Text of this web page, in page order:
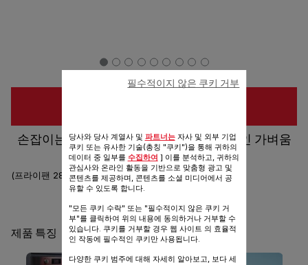
손잡이는 -빼고 편리함은 +더하고 독보적인 가벼움
과 성능, 테팔 매직핸즈 쏘라이트
(프라이팬 28cm)
공유 보내기
제품 특징
당사와 당사 계열사 및 파트너는자사 및 외부 기업
쿠키 또는 유사한 기술(총칭 "쿠키")을 통해 귀하의
데이터 중 일부를 수집하여 ] 이를 분석하고, 귀하의
관심사와 온라인 활동을 기반으로 맞춤형 광고 및
콘텐츠를 제공하며, 콘텐츠를 소셜 미디어에서 공
유할 수 있도록 합니다.
"모든 쿠키 수락" 또는 "필수적이지 않은 쿠키 거
부"를 클릭하여 위의 내용에 동의하거나 거부할 수
있습니다. 쿠키를 거부할 경우 웹 사이트 의 효율적
인 작동에 필수적인 쿠키만 사용됩니다.
다양한 쿠키 범주에 대해 자세히 알아보고, 보다 세
필수적이지 않은 쿠키 거부